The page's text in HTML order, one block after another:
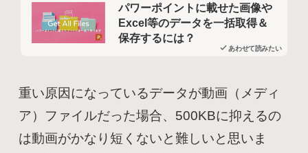
あわせて読みたい
パワーポイントに載せた画像や
Excel等のデータを一括取得＆
保存するには？
重い原因になっているデータが動画（メディ
ア）ファイルだった場合、500KBに抑えるの
は動画がかなり短くないと難しいと思いま